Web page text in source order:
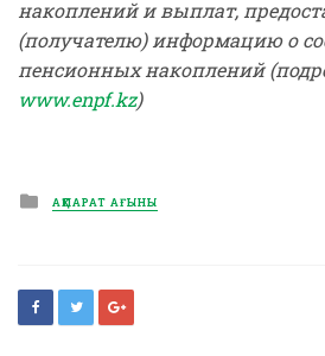
накоплений и выплат,
(получателю) информацию о
пенсионных накоплений
www.enpf.kz)
Posted
in
АҚПАРАТ АҒЫНЫ